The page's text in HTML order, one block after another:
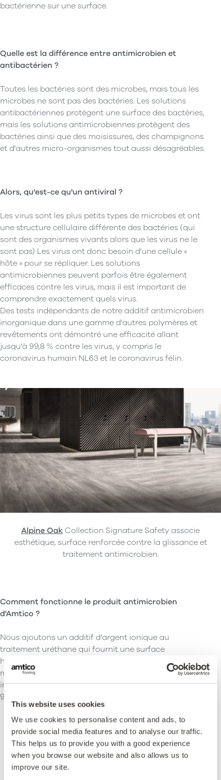
This website uses cookies
We use cookies to personalise content and ads, to
provide social media features and to analyse our traffic.
This helps us to provide you with a good experience
when you browse our website and also allows us to
improve our site.
bactérienne sur une surface.
Quelle est la différence entre antimicrobien et
antibactérien ?
Toutes les bactéries sont des microbes, mais tous les
microbes ne sont pas des bactéries. Les solutions
antibactériennes protègent une surface des bactéries,
mais les solutions antimicrobiennes protègent des
bactéries ainsi que des moisissures, des champignons
et d'autres micro-organismes tout aussi désagréables.
Alors, qu'est-ce qu'un antiviral ?
Les virus sont les plus petits types de microbes et ont
une structure cellulaire différente des bactéries (qui
sont des organismes vivants alors que les virus ne le
sont pas) Les virus ont donc besoin d'une cellule «
hôte » pour se répliquer. Les solutions
antimicrobiennes peuvent parfois être également
efficaces contre les virus, mais il est important de
comprendre exactement quels virus.
Des tests indépendants de notre additif antimicrobien
inorganique dans une gamme d'autres polymères et
revêtements ont démontré une efficacité allant
jusqu'à 99,8 % contre les virus, y compris le
coronavirus humain NL63 et le coronavirus félin.
Alpine Oak Collection Signature Safety associe
esthétique, surface renforcée contre la glissance et
traitement antimicrobien.
Comment fonctionne le produit antimicrobien
d'Amtico ?
Nous ajoutons un additif d'argent ionique au
traitement uréthane qui fournit une surface
hygiénique où les bactéries ne peuvent pas se
multiplier ou survivre. Il a été prouvé que cet
ingrédient actif réduit les bactéries présentes de >
99,99 % sur 24 heures.